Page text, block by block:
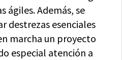
Además, se
destrezas esenciales
marcha un proyecto
especial atención a